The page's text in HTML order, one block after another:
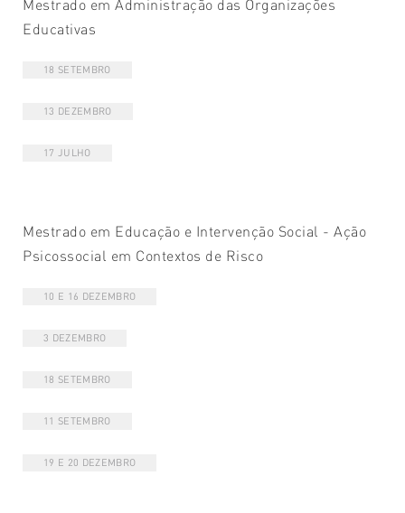
Mestrado em Administração das Organizações
Educativas
18 SETEMBRO
13 DEZEMBRO
17 JULHO
Mestrado em Educação e Intervenção Social - Ação
Psicossocial em Contextos de Risco
10 E 16 DEZEMBRO
3 DEZEMBRO
18 SETEMBRO
11 SETEMBRO
19 E 20 DEZEMBRO